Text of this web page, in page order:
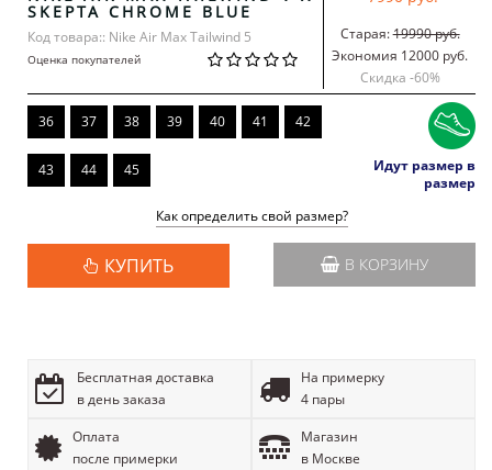
SKEPTA CHROME BLUE
Код товара:: Nike Air Max Tailwind 5
Оценка покупателей
Старая:19990 руб.
Экономия 12000 руб.
Скидка -60%
36 37 38 39 40 41 42
43 44 45
Идут размер в
размер
Как определить свой размер?
КУПИТЬ В КОРЗИНУ
Бесплатная доставка
в день заказа
На примерку
4 пары
Оплата
после примерки
Магазин
в Москве